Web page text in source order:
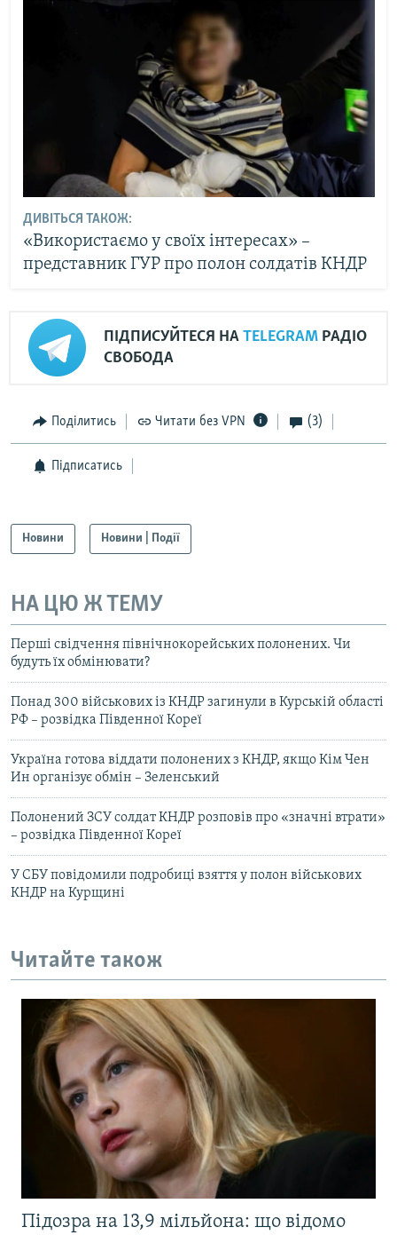
ДИВІТЬСЯ ТАКОЖ:
«Використаємо у своїх інтересах» –
представник ГУР про полон солдатів КНДР
ПІДПИСУЙТЕСЯ НА TELEGRAM РАДІО
СВОБОДА
Поділитись Читати без VPN (3)
Підписатись
Новини Новини | Події
НА ЦЮ Ж ТЕМУ
Перші свідчення північнокорейських полонених. Чи
будуть їх обмінювати?
Понад 300 військових із КНДР загинули в Курській області
РФ – розвідка Південної Кореї
Україна готова віддати полонених з КНДР, якщо Кім Чен
Ин організує обмін – Зеленський
Полонений ЗСУ солдат КНДР розповів про «значні втрати»
– розвідка Південної Кореї
У СБУ повідомили подробиці взяття у полон військових
КНДР на Курщині
Читайте також
Підозра на 13,9 мільйона: що відомо